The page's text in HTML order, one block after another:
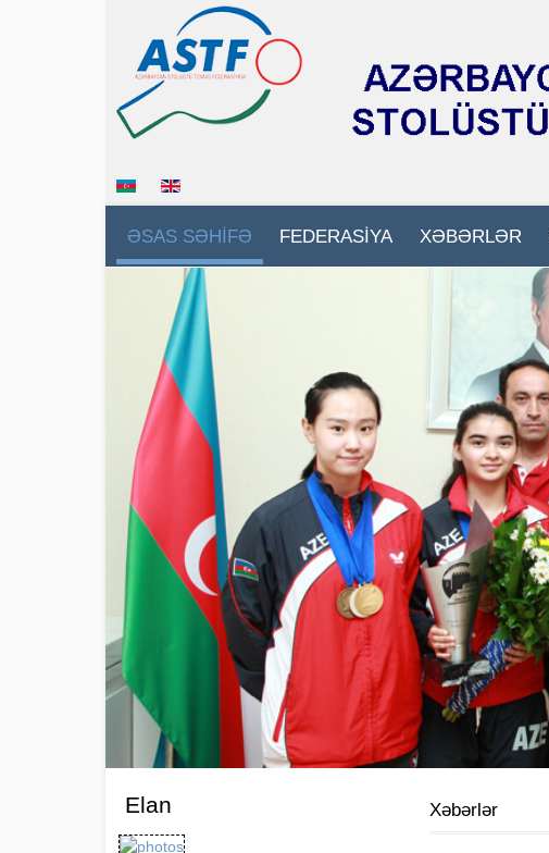
ƏSAS SƏHİFƏ FEDERASİYA XƏBƏRLƏR
Elan Xəbərlər